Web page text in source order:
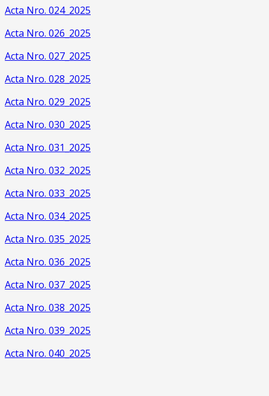
Acta Nro. 024_2025
Acta Nro. 026_2025
Acta Nro. 027_2025
Acta Nro. 028_2025
Acta Nro. 029_2025
Acta Nro. 030_2025
Acta Nro. 031_2025
Acta Nro. 032_2025
Acta Nro. 033_2025
Acta Nro. 034_2025
Acta Nro. 035_2025
Acta Nro. 036_2025
Acta Nro. 037_2025
Acta Nro. 038_2025
Acta Nro. 039_2025
Acta Nro. 040_2025